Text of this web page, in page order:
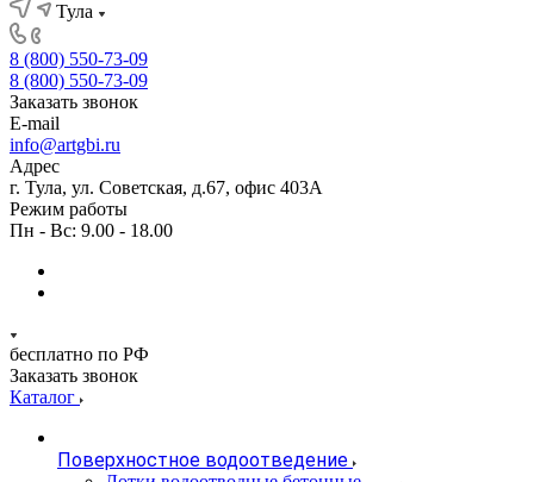
Тула
8 (800) 550-73-09
8 (800) 550-73-09
Заказать звонок
E-mail
info@artgbi.ru
Адрес
г. Тула, ул. Советская, д.67, офис 403А
Режим работы
Пн - Вс: 9.00 - 18.00
бесплатно по РФ
Заказать звонок
Каталог
Поверхностное водоотведение